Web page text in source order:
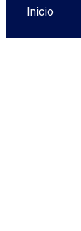
Inicio